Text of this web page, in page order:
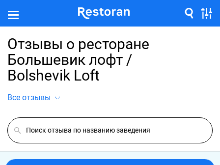
Отзывы о ресторане
Большевик лофт /
Bolshevik Loft
Все отзывы